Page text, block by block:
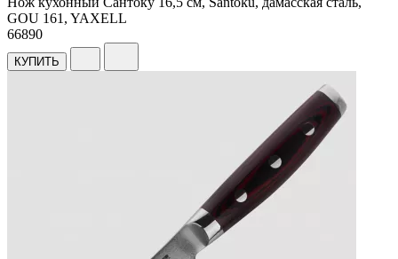
GOU 161, YAXELL
66890
КУПИТЬ